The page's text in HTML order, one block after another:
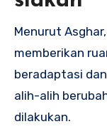
Menurut
memberikan
beradaptasi
alih-alih
dilakukan.